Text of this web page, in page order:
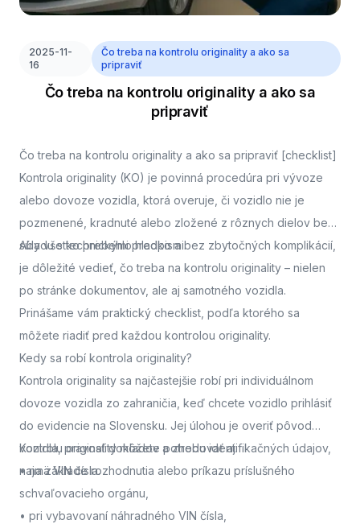
2025-11-
16
Čo treba na kontrolu originality a ako sa
pripraviť
Čo treba na kontrolu originality a ako sa
pripraviť
Čo treba na kontrolu originality a ako sa pripraviť [checklist]
Kontrola originality (KO) je povinná procedúra pri vývoze
alebo dovoze vozidla, ktorá overuje, či vozidlo nie je
pozmenené, kradnuté alebo zložené z rôznych dielov bez
súladu s technickými predpismi.
Aby všetko prebehlo hladko a bez zbytočných komplikácií,
je dôležité vedieť, čo treba na kontrolu originality – nielen
po stránke dokumentov, ale aj samotného vozidla.
Prinášame vám praktický checklist, podľa ktorého sa
môžete riadiť pred každou kontrolou originality.
Kedy sa robí kontrola originality?
Kontrola originality sa najčastejšie robí pri individuálnom
dovoze vozidla zo zahraničia, keď chcete vozidlo prihlásiť
do evidencie na Slovensku. Jej úlohou je overiť pôvod
vozidla, pravosť dokladov a zhodu identifikačných údajov,
najmä VIN čísla.
Kontrolu originality môžete potrebovať aj:
• na základe rozhodnutia alebo príkazu príslušného
schvaľovacieho orgánu,
• pri vybavovaní náhradného VIN čísla,